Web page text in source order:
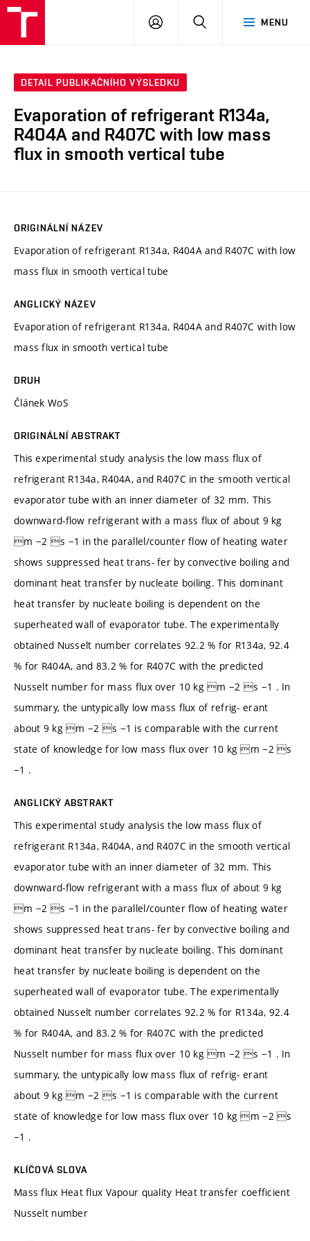
MENU
PŘIHLÁSIT
DETAIL PUBLIKAČNÍHO VÝSLEDKU
Evaporation of refrigerant R134a,
R404A and R407C with low mass
flux in smooth vertical tube
ORIGINÁLNÍ NÁZEV
Evaporation of refrigerant R134a, R404A and R407C with low
mass flux in smooth vertical tube
ANGLICKÝ NÁZEV
Evaporation of refrigerant R134a, R404A and R407C with low
mass flux in smooth vertical tube
DRUH
Článek WoS
ORIGINÁLNÍ ABSTRAKT
This experimental study analysis the low mass flux of
refrigerant R134a, R404A, and R407C in the smooth vertical
evaporator tube with an inner diameter of 32 mm. This
downward-flow refrigerant with a mass flux of about 9 kg
m −2 s −1 in the parallel/counter flow of heating water
shows suppressed heat trans- fer by convective boiling and
dominant heat transfer by nucleate boiling. This dominant
heat transfer by nucleate boiling is dependent on the
superheated wall of evaporator tube. The experimentally
obtained Nusselt number correlates 92.2 % for R134a, 92.4
% for R404A, and 83.2 % for R407C with the predicted
Nusselt number for mass flux over 10 kg m −2 s −1 . In
summary, the untypically low mass flux of refrig- erant
about 9 kg m −2 s −1 is comparable with the current
state of knowledge for low mass flux over 10 kg m −2 s
−1 .
ANGLICKÝ ABSTRAKT
This experimental study analysis the low mass flux of
refrigerant R134a, R404A, and R407C in the smooth vertical
evaporator tube with an inner diameter of 32 mm. This
downward-flow refrigerant with a mass flux of about 9 kg
m −2 s −1 in the parallel/counter flow of heating water
shows suppressed heat trans- fer by convective boiling and
dominant heat transfer by nucleate boiling. This dominant
heat transfer by nucleate boiling is dependent on the
superheated wall of evaporator tube. The experimentally
obtained Nusselt number correlates 92.2 % for R134a, 92.4
% for R404A, and 83.2 % for R407C with the predicted
Nusselt number for mass flux over 10 kg m −2 s −1 . In
summary, the untypically low mass flux of refrig- erant
about 9 kg m −2 s −1 is comparable with the current
state of knowledge for low mass flux over 10 kg m −2 s
−1 .
KLÍČOVÁ SLOVA
Mass flux Heat flux Vapour quality Heat transfer coefficient
Nusselt number